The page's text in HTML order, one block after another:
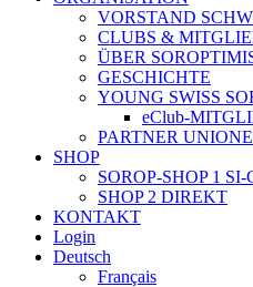
VORSTAND
CLUBS &
ÜBER
GESCHICHTE
YOUNG SWISS
eClub-
PARTNER
SHOP
SOROP-SHOP 1 SI-
SHOP 2 DIREKT
KONTAKT
Login
Deutsch
Français